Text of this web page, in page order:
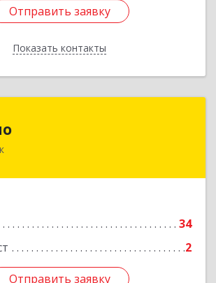
Отправить заявку
Показать контакты
Отправить заявку
Назад
34
2
Отправить заявку
обл, Краснотурьинск г,
Отправить заявку